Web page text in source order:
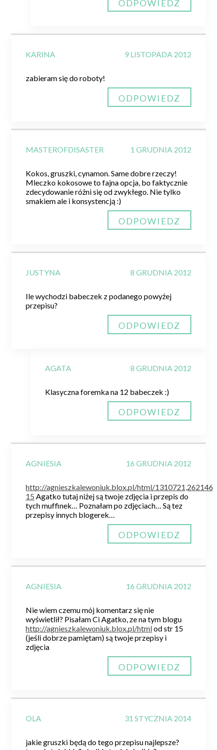
ODPOWIEDZ
KARINA 9 LISTOPADA 2012
zabieram się do roboty!
ODPOWIEDZ
MASTEROFDISASTER 1 GRUDNIA 2012
Kokos, gruszki, cynamon. Same dobre rzeczy!
Mleczko kokosowe to fajna opcja, bo faktycznie
zdecydowanie różni się od zwykłego. Nie tylko
smakiem ale i konsystencją :)
ODPOWIEDZ
JUSTYNA 8 GRUDNIA 2012
Ile wychodzi babeczek z podanego powyżej
przepisu?
ODPOWIEDZ
AGATA 8 GRUDNIA 2012
Klasyczna foremka na 12 babeczek :)
ODPOWIEDZ
AGNIESIA 16 GRUDNIA 2012
http://agnieszkalewoniuk.blox.pl/html/
15 Agatko tutaj niżej są twoje zdjęcia i przepis do
tych muffinek… Poznałam po zdjęciach… Są tez
przepisy innych blogerek…
ODPOWIEDZ
AGNIESIA 16 GRUDNIA 2012
Nie wiem czemu mój komentarz się nie
wyświetlił? Pisałam Ci Agatko, ze na tym blogu
http://agnieszkalewoniuk.blox.pl/htmlod str 15
(jeśli dobrze pamiętam) są twoje przepisy i
zdjęcia
ODPOWIEDZ
OLA 31 STYCZNIA 2014
jakie gruszki będą do tego przepisu najlepsze?